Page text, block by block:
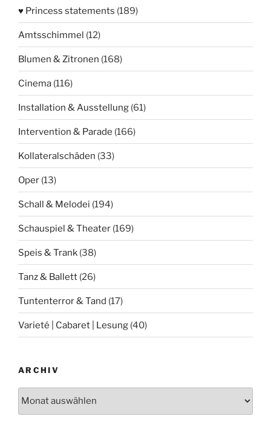
♥ Princess statements (189)
Amtsschimmel (12)
Blumen & Zitronen (168)
Cinema (116)
Installation & Ausstellung (61)
Intervention & Parade (166)
Kollateralschäden (33)
Oper (13)
Schall & Melodei (194)
Schauspiel & Theater (169)
Speis & Trank (38)
Tanz & Ballett (26)
Tuntenterror & Tand (17)
Varieté | Cabaret | Lesung (40)
ARCHIV